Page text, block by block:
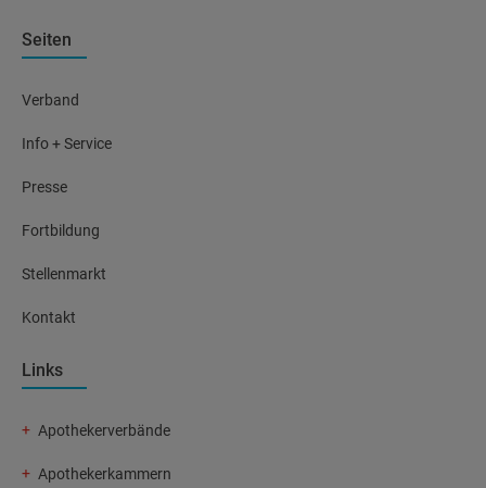
Seiten
Verband
Info + Service
Presse
Fortbildung
Stellenmarkt
Kontakt
Links
Apothekerverbände
Apothekerkammern